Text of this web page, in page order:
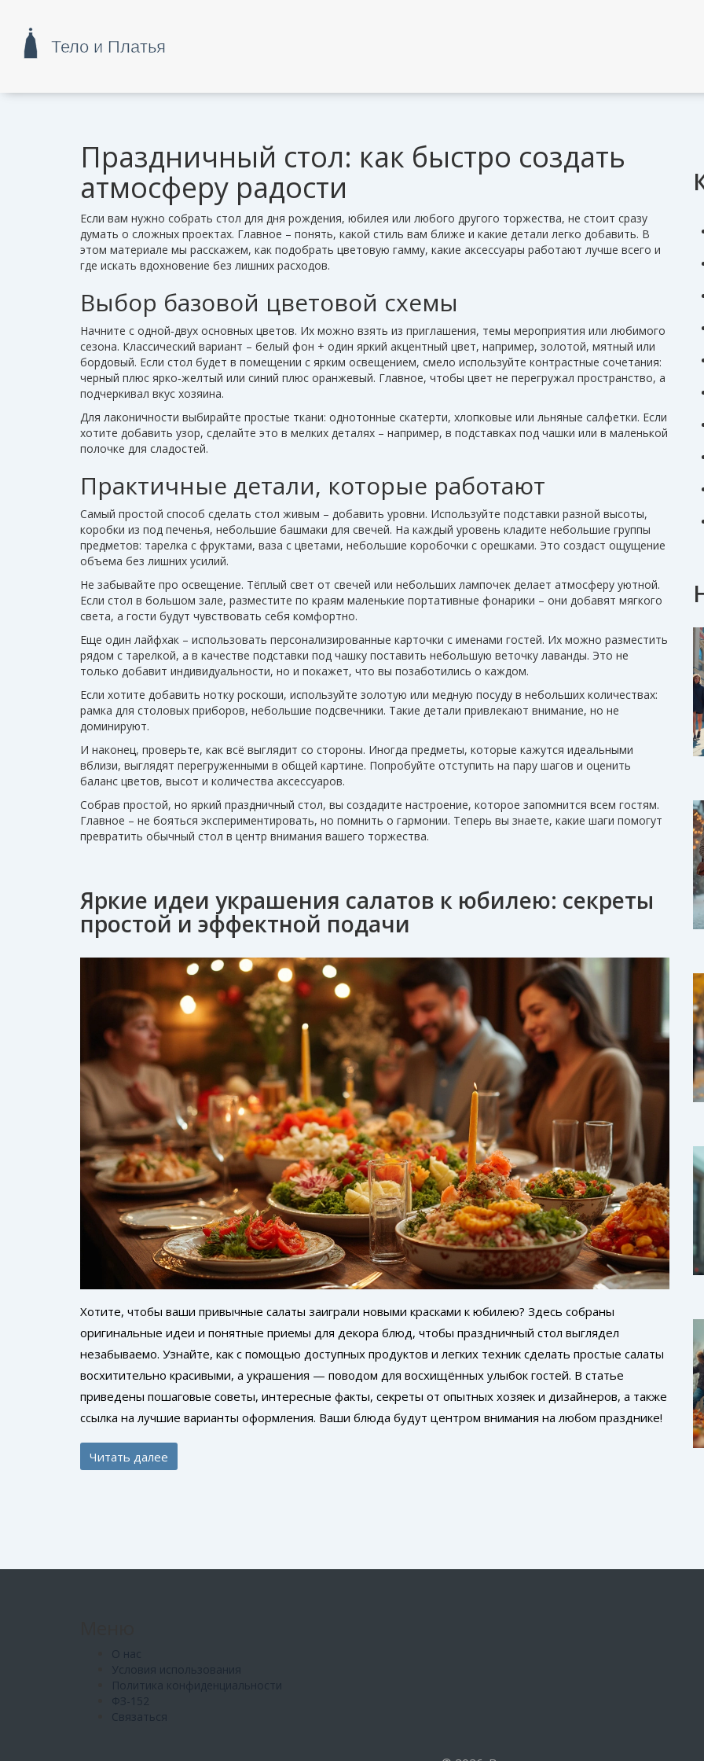
Праздничный стол: как быстро создать
атмосферу радости
Если вам нужно собрать стол для дня рождения, юбилея или любого другого торжества, не стоит сразу
думать о сложных проектах. Главное – понять, какой стиль вам ближе и какие детали легко добавить. В
этом материале мы расскажем, как подобрать цветовую гамму, какие аксессуары работают лучше всего и
где искать вдохновение без лишних расходов.
Выбор базовой цветовой схемы
Начните с одной‑двух основных цветов. Их можно взять из приглашения, темы мероприятия или любимого
сезона. Классический вариант – белый фон + один яркий акцентный цвет, например, золотой, мятный или
бордовый. Если стол будет в помещении с ярким освещением, смело используйте контрастные сочетания:
черный плюс ярко‑желтый или синий плюс оранжевый. Главное, чтобы цвет не перегружал пространство, а
подчеркивал вкус хозяина.
Для лаконичности выбирайте простые ткани: однотонные скатерти, хлопковые или льняные салфетки. Если
хотите добавить узор, сделайте это в мелких деталях – например, в подставках под чашки или в маленькой
полочке для сладостей.
Практичные детали, которые работают
Самый простой способ сделать стол живым – добавить уровни. Используйте подставки разной высоты,
коробки из под печенья, небольшие башмаки для свечей. На каждый уровень кладите небольшие группы
предметов: тарелка с фруктами, ваза с цветами, небольшие коробочки с орешками. Это создаст ощущение
объема без лишних усилий.
Не забывайте про освещение. Тёплый свет от свечей или небольших лампочек делает атмосферу уютной.
Если стол в большом зале, разместите по краям маленькие портативные фонарики – они добавят мягкого
света, а гости будут чувствовать себя комфортно.
Еще один лайфхак – использовать персонализированные карточки с именами гостей. Их можно разместить
рядом с тарелкой, а в качестве подставки под чашку поставить небольшую веточку лаванды. Это не
только добавит индивидуальности, но и покажет, что вы позаботились о каждом.
Если хотите добавить нотку роскоши, используйте золотую или медную посуду в небольших количествах:
рамка для столовых приборов, небольшие подсвечники. Такие детали привлекают внимание, но не
доминируют.
И наконец, проверьте, как всё выглядит со стороны. Иногда предметы, которые кажутся идеальными
вблизи, выглядят перегруженными в общей картине. Попробуйте отступить на пару шагов и оценить
баланс цветов, высот и количества аксессуаров.
Собрав простой, но яркий праздничный стол, вы создадите настроение, которое запомнится всем гостям.
Главное – не бояться экспериментировать, но помнить о гармонии. Теперь вы знаете, какие шаги помогут
превратить обычный стол в центр внимания вашего торжества.
Яркие идеи украшения салатов к юбилею: секреты
простой и эффектной подачи
Хотите, чтобы ваши привычные салаты заиграли новыми красками к юбилею? Здесь собраны
оригинальные идеи и понятные приемы для декора блюд, чтобы праздничный стол выглядел
незабываемо. Узнайте, как с помощью доступных продуктов и легких техник сделать простые салаты
восхитительно красивыми, а украшения — поводом для восхищённых улыбок гостей. В статье
приведены пошаговые советы, интересные факты, секреты от опытных хозяек и дизайнеров, а также
ссылка на лучшие варианты оформления. Ваши блюда будут центром внимания на любом празднике!
Читать далее
О нас
Условия использования
Политика конфиденциальности
ФЗ-152
Связаться